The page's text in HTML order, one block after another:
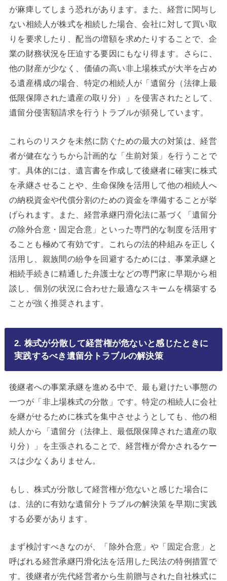
が麻痺してしまう恐れがあります。また、経営に関与し
ない相続人が株式を相続した場合、会社に対して買い取
りを要求したり、配当の増額を求めたりすることで、企
業の財務状況を圧迫する要因にもなり得ます。さらに、
他の財産が少なく、価値の高い非上場株式が大半を占め
る遺産構成の場合、特定の相続人が「遺留分（法律上最
低限保障された遺産の取り分）」を侵害されたとして、
遺留分侵害額請求を行うトラブルが頻発しています。
これらのリスクを未然に防ぐための最大の対策は、経営
者が健在なうちから計画的な「生前対策」を行うことで
す。具体的には、遺言書を作成して後継者に確実に株式
を承継させることや、生命保険を活用して他の相続人へ
の納税資金や代償分割のための資金を準備することが挙
げられます。また、経営承継円滑化法に基づく「遺留分
の除外合意・固定合意」といった専門的な制度を活用す
ることも極めて有効です。これらの法的枠組みを正しく
活用し、親族間の紛争を回避するためには、事業承継と
相続手続きに精通した弁護士などの専門家に早期から相
談し、個別の状況に合わせた最適なスキームを構築する
ことが強く推奨されます。
2. 株式が分散して経営権が危ないと感じたときに
実践するべき遺留分トラブルの解決策
後継者への事業承継を進める中で、最も避けたい事態の
一つが「非上場株式の分散」です。特定の相続人に会社
を継がせるために株式を集中させようとしても、他の相
続人から「遺留分（法律上、最低限保障された遺産の取
り分）」を主張されることで、経営権が脅かされるケー
スは少なくありません。
もし、株式が分散して経営権が危ないと感じた場合に
は、法的に有効な遺留分トラブルの解決策を早期に実践
する必要があります。
まず検討すべきなのが、「除外合意」や「固定合意」と
呼ばれる経営承継円滑化法を活用した民法の特例措置で
す。後継者が先代経営者から生前贈与された自社株式に